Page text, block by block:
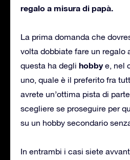
regalo a misura di papà.
La prima domanda che
volta dobbiate fare un regalo
questa ha degli hobbye, nel
uno, quale è il preferito fra
avrete un’ottima pista di
scegliere se proseguire per
su un hobby secondario
In entrambi i casi siete